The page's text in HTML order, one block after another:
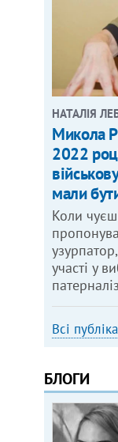
НАТАЛІЯ
Микола
2022
мали
Коли чуєш
участі у
Всі
БЛОГИ